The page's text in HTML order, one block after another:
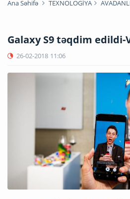
Ana Səhifə TEXNOLOGİYA
Galaxy S9 təqdim edildi-
26-02-2018 11:06